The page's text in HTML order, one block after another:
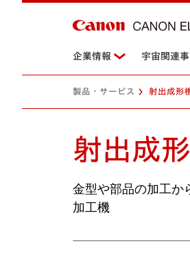
企業情報 宇宙関連
製品・サービス 射出成形
射出成
金型や部品の加工か
加工機